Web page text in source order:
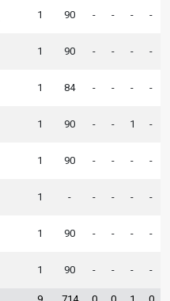
1 90 - - - -
1 90 - - - -
1 84 - - - -
1 90 - - 1 -
1 90 - - - -
1 - - - - -
1 90 - - - -
1 90 - - - -